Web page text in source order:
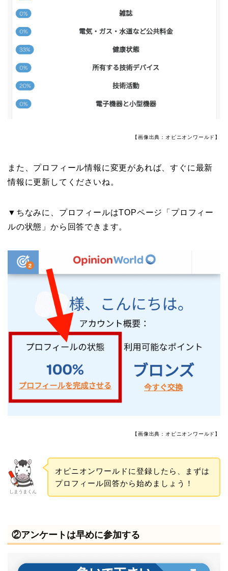
【画像出典：オピニオンワールド】
また、プロフィール情報に変更があれば、すぐに最新
情報に更新してくださいね。
▼ちなみに、プロフィールはTOPページ「プロフィー
ルの状態」から回答できます。
【画像出典：オピニオンワールド】
しまうまくん
オピニオンワールドに登録したら、まずは
プロフィール回答から始めましょう！
②アンケートは早めに参加する